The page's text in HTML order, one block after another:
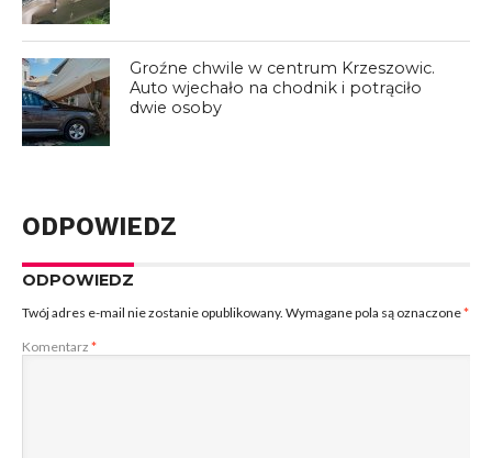
Groźne chwile w centrum Krzeszowic.
Auto wjechało na chodnik i potrąciło
dwie osoby
ODPOWIEDZ
ODPOWIEDZ
Twój adres e-mail nie zostanie opublikowany. Wymagane pola są oznaczone*
Komentarz *